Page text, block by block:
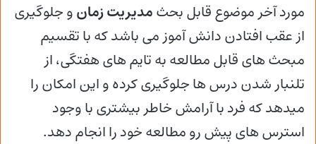
مورد آخر موضوع قابل بحثمدیریت زمانو جلوگیری
از عقب افتادن دانش آموز می باشد که با تقسیم
مبحث های قابل مطالعه به تایم های هفتگی، از
تلنبار شدن درس ها جلوگیری کرده و این امکان را
میدهد که فرد با آرامش خاطر بیشتری با وجود
استرس های پیش رو مطالعه خود را انجام دهد.